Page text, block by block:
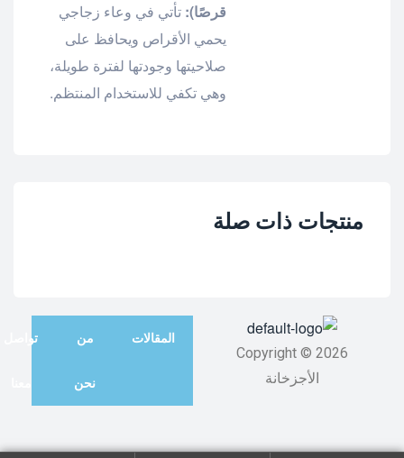
قرصًا): تأتي في وعاء زجاجي
يحمي الأقراص ويحافظ على
صلاحيتها وجودتها لفترة طويلة،
وهي تكفي للاستخدام المنتظم.
منتجات ذات صلة
Copyright © 2026
الأجزخانة
المقالات من
نحن
تواصل